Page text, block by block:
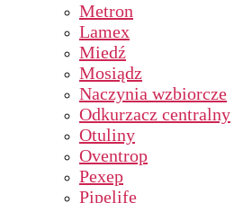
Metron
Lamex
Miedź
Mosiądz
Naczynia wzbiorcze
Odkurzacz centralny
Otuliny
Oventrop
Pexep
Pipelife